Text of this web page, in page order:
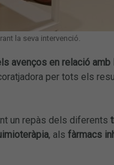
la seva intervenció.
avenços en relació amb
per tots els
un repàs dels diferents
, als fàrmacs